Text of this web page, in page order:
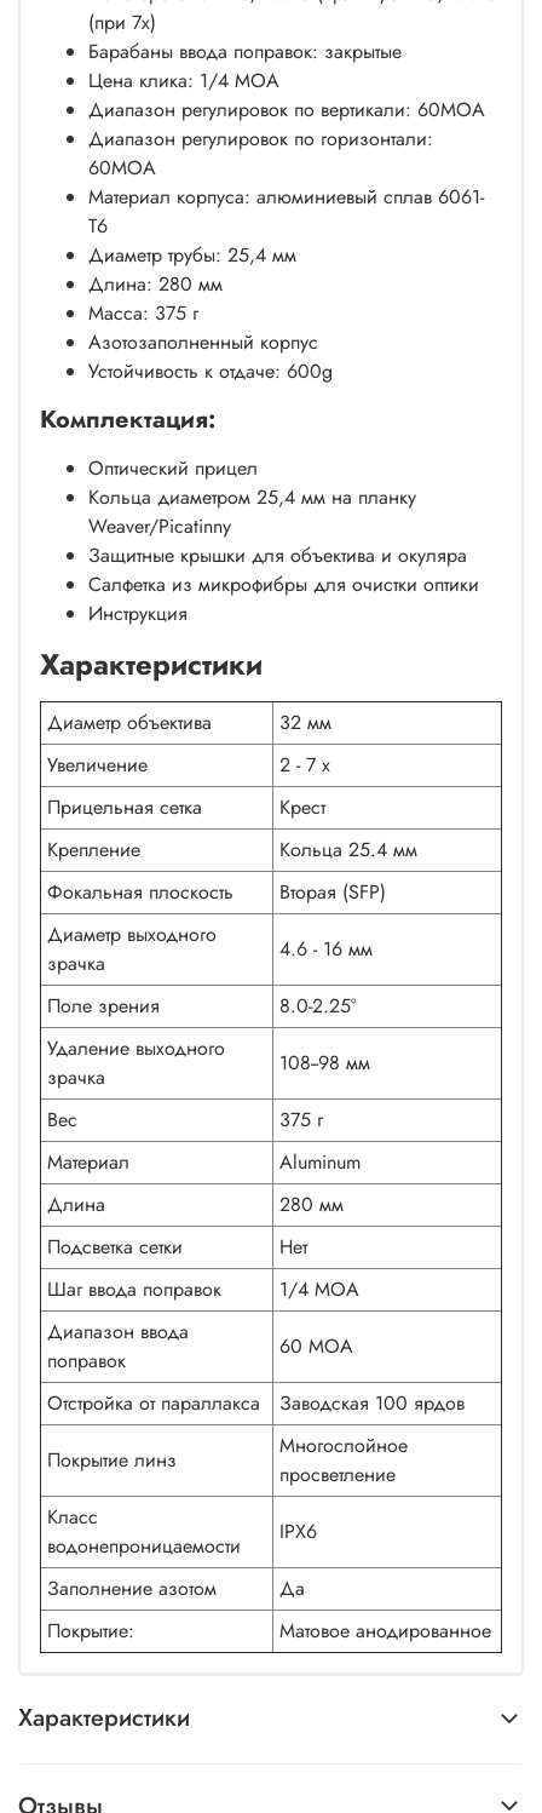
(при 7x)
Барабаны ввода поправок: закрытые
Цена клика: 1/4 MOA
Диапазон регулировок по вертикали: 60MOA
Диапазон регулировок по горизонтали:
60MOA
Материал корпуса: алюминиевый сплав 6061-
T6
Диаметр трубы: 25,4 мм
Длина: 280 мм
Масса: 375 г
Азотозаполненный корпус
Устойчивость к отдаче: 600g
Комплектация:
Оптический прицел
Кольца диаметром 25,4 мм на планку
Weaver/Picatinny
Защитные крышки для объектива и окуляра
Салфетка из микрофибры для очистки оптики
Инструкция
Характеристики
Диаметр объектива
32 мм
Увеличение
2 - 7 x
Прицельная сетка
Крест
Крепление
Кольца 25.4 мм
Фокальная плоскость
Вторая (SFP)
Диаметр выходного
зрачка
4.6 - 16 мм
Поле зрения
8.0-2.25°
Удаление выходного
зрачка
108--98 мм
Вес
375 г
Материал
Aluminum
Длина
280 мм
Подсветка сетки
Нет
Шаг ввода поправок
1/4 MOA
Диапазон ввода
поправок
60 МОА
Отстройка от параллакса Заводская 100 ярдов
Покрытие линз
Многослойное
просветление
Класс
водонепроницаемости
IPX6
Заполнение азотом
Да
Покрытие:
Матовое анодированное
Характеристики